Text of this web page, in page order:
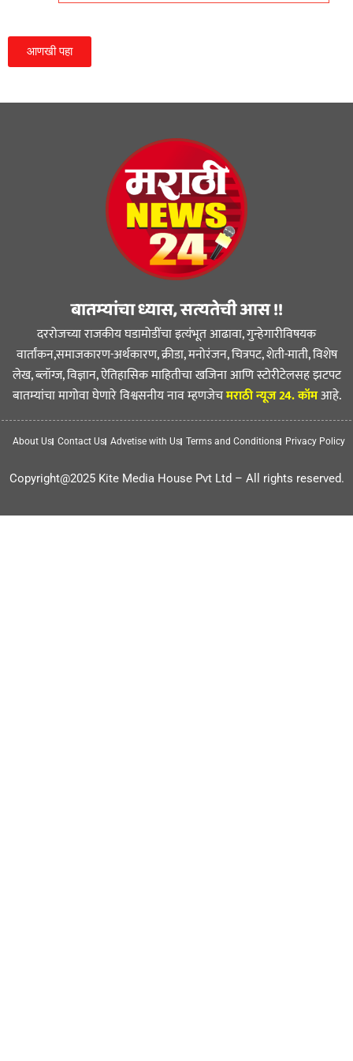
आणखी पहा
बातम्यांचा ध्यास, सत्यतेची आस !!
दररोजच्या राजकीय घडामोडींचा इत्यंभूत आढावा, गुन्हेगारीविषयक
वार्तांकन,समाजकारण-अर्थकारण, क्रीडा, मनोरंजन, चित्रपट, शेती-माती, विशेष
लेख, ब्लॉग्ज, विज्ञान, ऐतिहासिक माहितीचा खजिना आणि स्टोरीटेलसह झटपट
बातम्यांचा मागोवा घेणारे विश्वसनीय नाव म्हणजेचमराठी न्यूज 24. कॉमआहे.
About Us Contact Us Advetise with Us Terms and Conditions Privacy Policy
Copyright@2025 Kite Media House Pvt Ltd – All rights reserved.